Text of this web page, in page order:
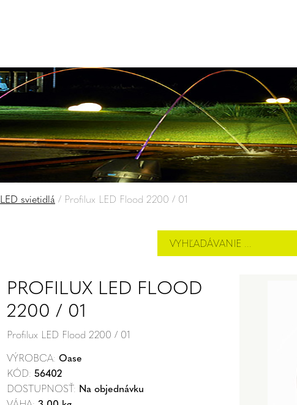
LED svietidlá / Profilux LED Flood 2200 / 01
PROFILUX LED FLOOD
2200 / 01
Profilux LED Flood 2200 / 01
VÝROBCA: Oase
KÓD: 56402
DOSTUPNOSŤ: Na objednávku